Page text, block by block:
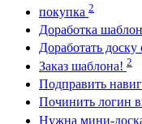
покупка 2
Доработка
Доработать
Заказ шаблона! 2
Подправить
Починить логин
Нужна мини-